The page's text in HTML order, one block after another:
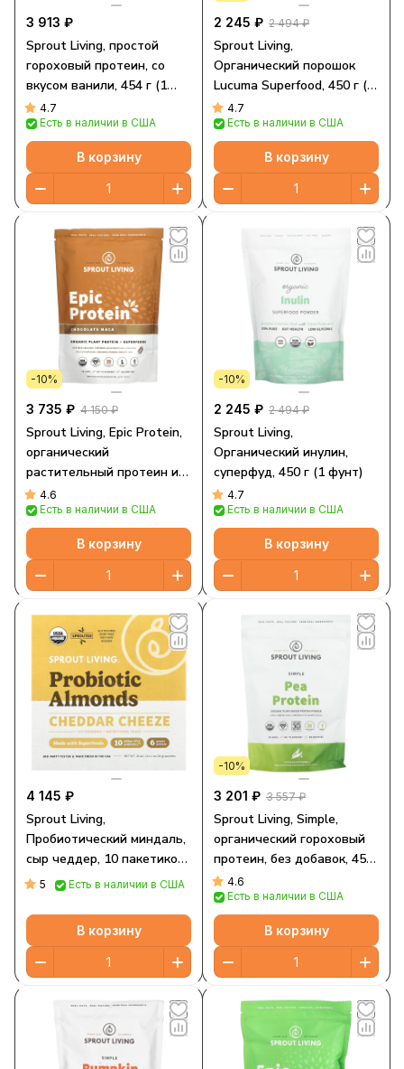
3 913 ₽
Sprout Living, простой
гороховый протеин, со
вкусом ванили, 454 г (1
фунт)
4.7
Есть в наличии в США
В корзину
2 245 ₽ 2 494 ₽
Sprout Living,
Органический порошок
Lucuma Superfood, 450 г (1
фунт)
4.7
Есть в наличии в США
В корзину
-10%
3 735 ₽ 4 150 ₽
Sprout Living, Epic Protein,
органический
растительный протеин и
суперпродукты, шоколад и
мака, 455 г (1 фунт)
4.6
Есть в наличии в США
В корзину
-10%
2 245 ₽ 2 494 ₽
Sprout Living,
Органический инулин,
суперфуд, 450 г (1 фунт)
4.7
Есть в наличии в США
В корзину
4 145 ₽
Sprout Living,
Пробиотический миндаль,
сыр чеддер, 10 пакетиков
по 28 г (1 унция)
5 Есть в наличии в США
В корзину
-10%
3 201 ₽ 3 557 ₽
Sprout Living, Simple,
органический гороховый
протеин, без добавок, 454
г (1 фунт)
4.6
Есть в наличии в США
В корзину